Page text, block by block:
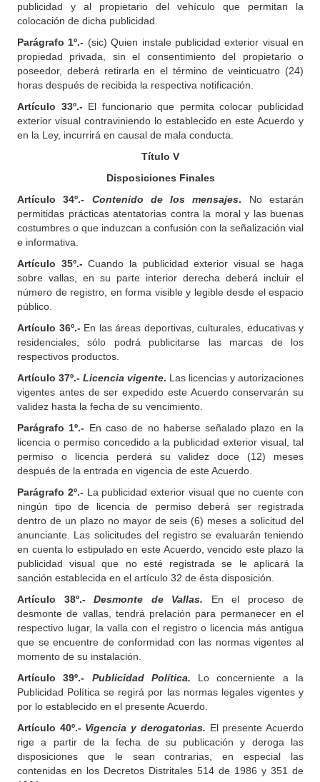
publicidad y al propietario del vehículo que permitan la
colocación de dicha publicidad.
Parágrafo 1º.- (sic) Quien instale publicidad exterior visual en
propiedad privada, sin el consentimiento del propietario o
poseedor, deberá retirarla en el término de veinticuatro (24)
horas después de recibida la respectiva notificación.
Artículo 33º.- El funcionario que permita colocar publicidad
exterior visual contraviniendo lo establecido en este Acuerdo y
en la Ley, incurrirá en causal de mala conducta.
Título V
Disposiciones Finales
Artículo 34º.-
Contenido de los mensajes. No estarán
permitidas prácticas atentatorias contra la moral y las buenas
costumbres o que induzcan a confusión con la señalización vial
e informativa.
Artículo 35º.- Cuando la publicidad exterior visual se haga
sobre vallas, en su parte interior derecha deberá incluir el
número de registro, en forma visible y legible desde el espacio
público.
Artículo 36º.- En las áreas deportivas, culturales, educativas y
residenciales, sólo podrá publicitarse las marcas de los
respectivos productos.
Artículo 37º.- Licencia vigente. Las licencias y autorizaciones
vigentes antes de ser expedido este Acuerdo conservarán su
validez hasta la fecha de su vencimiento.
Parágrafo 1º.- En caso de no haberse señalado plazo en la
licencia o permiso concedido a la publicidad exterior visual, tal
permiso o licencia perderá su validez doce (12) meses
después de la entrada en vigencia de este Acuerdo.
Parágrafo 2º.- La publicidad exterior visual que no cuente con
ningún tipo de licencia de permiso deberá ser registrada
dentro de un plazo no mayor de seis (6) meses a solicitud del
anunciante. Las solicitudes del registro se evaluarán teniendo
en cuenta lo estipulado en este Acuerdo, vencido este plazo la
publicidad visual que no esté registrada se le aplicará la
sanción establecida en el artículo 32 de ésta disposición.
Artículo 38º.- Desmonte de Vallas.
En el proceso de
desmonte de vallas, tendrá prelación para permanecer en el
respectivo lugar, la valla con el registro o licencia más antigua
que se encuentre de conformidad con las normas vigentes al
momento de su instalación.
Artículo 39º.- Publicidad Política.
Lo concerniente a la
Publicidad Política se regirá por las normas legales vigentes y
por lo establecido en el presente Acuerdo.
Artículo 40º.- Vigencia y derogatorias. El presente Acuerdo
rige a partir de la fecha de su publicación y deroga las
disposiciones que le sean contrarias, en especial las
contenidas en los Decretos Distritales 514 de 1986 y 351 de